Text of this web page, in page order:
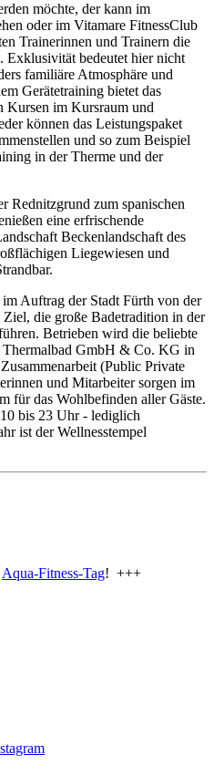
möchte, der kann im
oder im Vitamare FitnessClub
Trainerinnen und Trainern die
Exklusivität bedeutet hier nicht
familiäre Atmosphäre und
Gerätetraining bietet das
Kursen im Kursraum und
können das Leistungspaket
und so zum Beispiel
in der Therme und der
Rednitzgrund zum spanischen
eine erfrischende
Beckenlandschaft des
Liegewiesen und
Auftrag der Stadt Fürth von der
die große Badetradition in der
Betrieben wird die beliebte
GmbH & Co. KG in
(Public Private
und Mitarbeiter sorgen im
für das Wohlbefinden aller Gäste.
bis 23 Uhr - lediglich
ist der Wellnesstempel
Aqua-Fitness-Tag! +++